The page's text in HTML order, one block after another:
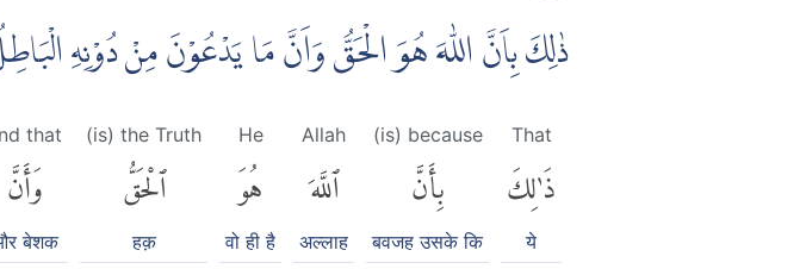
ذٰلِكَ بِاَنَّ اللّٰهَ هُوَ الْحَقُّ وَاَنَّ مَا يَدْعُوْنَ مِنْ دُوْنِهِ
That
ذَٰلِكَ
ये
(is) because
بِأَنَّ
बवजह उसके कि
Allah
ٱللَّهَ
अल्लाह
He
هُوَ
वो ही है
(is) the Truth
ٱلْحَقُّ
हक़
that
وَأَنَّ
बेशक